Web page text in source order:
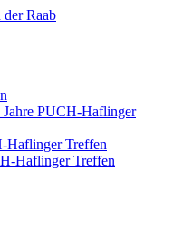
Jahre PUCH-Haflinger
Haflinger Treffen
Haflinger Treffen